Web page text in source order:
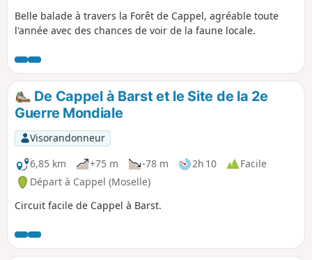
Belle balade à travers la Forêt de Cappel, agréable toute
l'année avec des chances de voir de la faune locale.
De Cappel à Barst et le Site de la 2e
Guerre Mondiale
Visorandonneur
6,85 km
+75 m -78 m 2h 10
Facile
Départ à Cappel (Moselle)
Circuit facile de Cappel à Barst.